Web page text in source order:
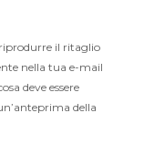
il ritaglio
nella tua e-mail
deve essere
della